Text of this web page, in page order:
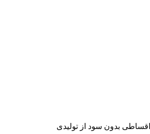
بدون سود از تولیدی